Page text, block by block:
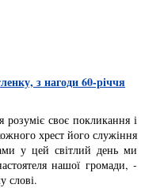
з нагоди 60-річчя
своє покликання і
хрест його служіння
у цей світлий день ми
нашої громади, -
слові.